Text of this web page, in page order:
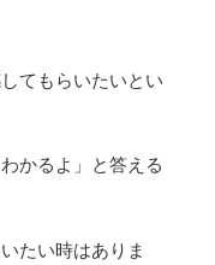
てもらいたいとい
かるよ」と答える
たい時はありま